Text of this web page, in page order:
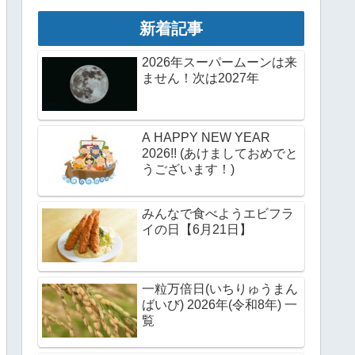
新着記事
2026年スーパームーンは来
ません！次は2027年
A HAPPY NEW YEAR
2026!! (あけましておめでと
うございます！)
みんなで食べようエビフラ
イの日【6月21日】
一粒万倍日(いちりゅうまん
ばいび) 2026年(令和8年) 一
覧